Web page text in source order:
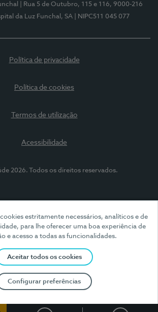
estritamente necessários, analíticos e de
para lhe oferecer uma boa experiência de
e acesso a todas as funcionalidades.
Aceitar todos os cookies
Configurar preferências
| Rua 5 de Outubro, 115 e 116, 9000-216
da Luz Funchal, SA | NIPC511 045 077
Política de privacidade
Política de cookies
Termos de utilização
Acessibilidade
2026. Todos os direitos reservados.